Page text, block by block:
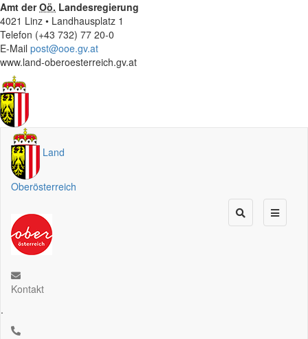
Amt derOö. Landesregierung
4021 Linz • Landhausplatz 1
Telefon (+43 732) 77 20-0
E-Mail post@ooe.gv.at
www.land-oberoesterreich.gv.at
Land
Oberösterreich
Kontakt
.